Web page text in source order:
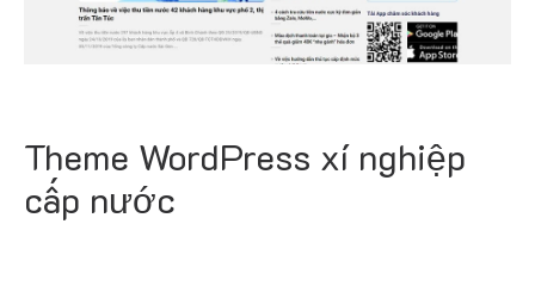
Theme WordPress xí nghiệp
cấp nước